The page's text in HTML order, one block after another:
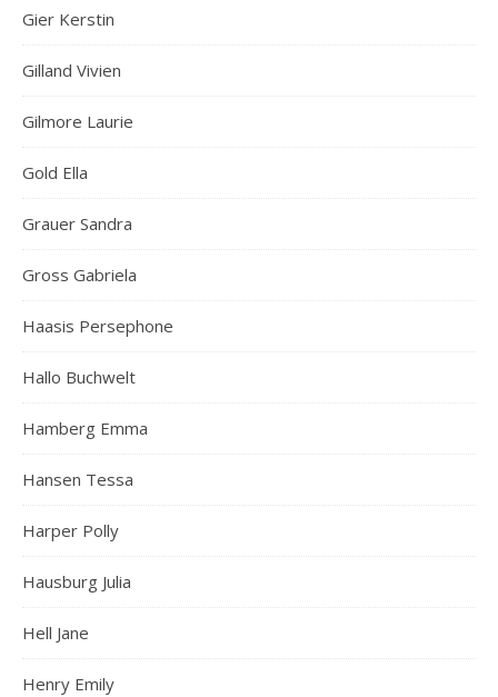
Gier Kerstin
Gilland Vivien
Gilmore Laurie
Gold Ella
Grauer Sandra
Gross Gabriela
Haasis Persephone
Hallo Buchwelt
Hamberg Emma
Hansen Tessa
Harper Polly
Hausburg Julia
Hell Jane
Henry Emily